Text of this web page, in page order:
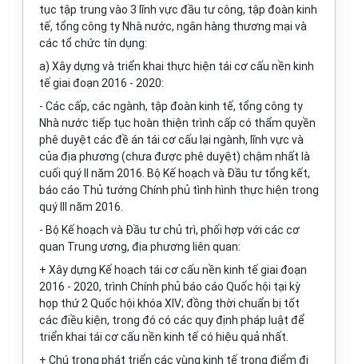
tục tập trung vào 3 lĩnh vực đầu tư công, tập đoàn kinh
tế, tổng công ty Nhà nước, ngân hàng thương mại và
các tổ chức tín dụng:
a) Xây dựng và triển khai thực hiện tái cơ cấu nền kinh
tế giai đoạn 2016 - 2020:
- Các cấp, các ngành, tập đoàn kinh tế, tổng công ty
Nhà nước tiếp tục hoàn thiện trình cấp có thẩm quyền
phê duyệt các đề án tái cơ cấu lại ngành, lĩnh vực và
của địa phương (chưa được phê duyệt) chậm nhất là
cuối quý II năm 2016. Bộ Kế hoạch và Đầu tư tổng kết,
báo cáo Thủ tướng Chính phủ tình hình thực hiện trong
quý III năm 2016.
- Bộ Kế hoạch và Đầu tư chủ trì, phối hợp với các cơ
quan Trung ương, địa phương liên quan:
+ Xây dựng Kế hoạch tái cơ cấu nền kinh tế giai đoạn
2016 - 2020, trình Chính phủ báo cáo Quốc hội tại kỳ
họp thứ 2 Quốc hội khóa XIV; đồng thời chuẩn bị tốt
các điều kiện, trong đó có các quy định pháp luật để
triển khai tái cơ cấu nền kinh tế có hiệu quả nhất.
+ Chú trọng phát triển các vùng kinh tế trọng điểm đi